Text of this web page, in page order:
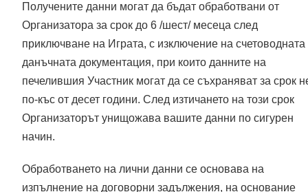
Получените данни могат да бъдат обработвани от
Организатора за срок до 6 /шест/ месеца след
приключване на Играта, с изключение на счетоводната
данъчната документация, при които данните на
печелившия Участник могат да се съхраняват за срок
по-къс от десет години. След изтичането на този срок
Организаторът унищожава вашите данни по сигурен
начин.
Обработването на лични данни се основава на
изпълнение на договорни задължения, на основание